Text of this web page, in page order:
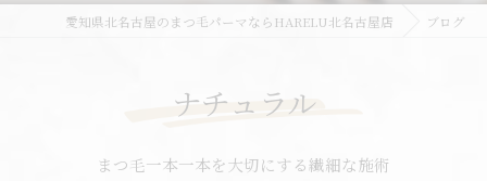
愛知県北名古屋のまつ毛パーマならHARELU北名古屋店 ブログ
ナチュラル
まつ毛一本一本を大切にする繊細な施術